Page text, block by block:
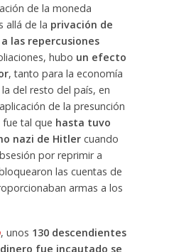
de la moneda
allá de la privación de
las repercusiones
hubo un efecto
, tanto para la economía
del resto del país, en
de la presunción
fue tal que hasta tuvo
nazi de Hitlercuando
por reprimir a
las cuentas de
armas a los
, unos 130 descendientes
fue incautado se